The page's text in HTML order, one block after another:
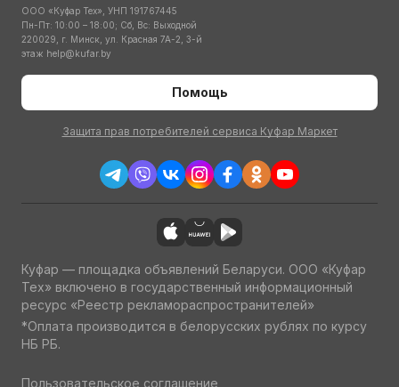
ООО «Куфар Тех», УНП 191767445
Пн-Пт: 10:00 – 18:00; Сб, Вс: Выходной
220029, г. Минск, ул. Красная 7А-2, 3-й
этаж help@kufar.by
Помощь
Защита прав потребителей сервиса Куфар Маркет
Куфар — площадка объявлений Беларуси. ООО «Куфар
Тех» включено в государственный информационный
ресурс «Реестр рекламораспространителей»
*Оплата производится в белорусских рублях по курсу
НБ РБ.
Пользовательское соглашение